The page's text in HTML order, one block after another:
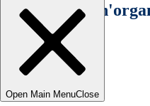
Seleziona
Open Main MenuClose